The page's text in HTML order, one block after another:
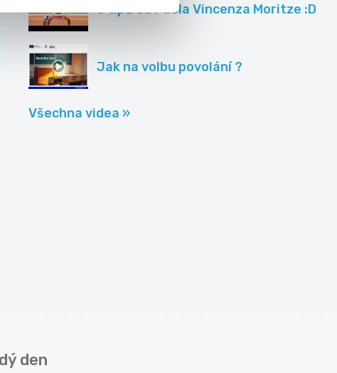
5 tipů od Paola Vincenza Moritze :D
Jak na volbu povolání ?
Všechna videa »
den